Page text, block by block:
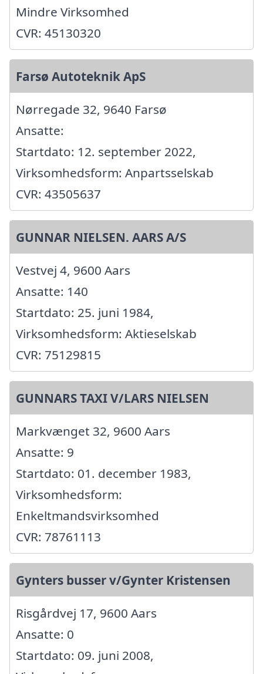
Mindre Virksomhed
CVR: 45130320
Farsø Autoteknik ApS
Nørregade 32, 9640 Farsø
Ansatte:
Startdato: 12. september 2022,
Virksomhedsform: Anpartsselskab
CVR: 43505637
GUNNAR NIELSEN. AARS A/S
Vestvej 4, 9600 Aars
Ansatte: 140
Startdato: 25. juni 1984,
Virksomhedsform: Aktieselskab
CVR: 75129815
GUNNARS TAXI V/LARS NIELSEN
Markvænget 32, 9600 Aars
Ansatte: 9
Startdato: 01. december 1983,
Virksomhedsform:
Enkeltmandsvirksomhed
CVR: 78761113
Gynters busser v/Gynter Kristensen
Risgårdvej 17, 9600 Aars
Ansatte: 0
Startdato: 09. juni 2008,